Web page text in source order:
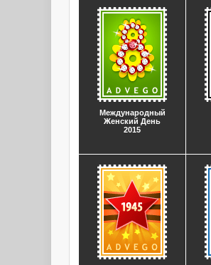
Международный
Женский День
2015